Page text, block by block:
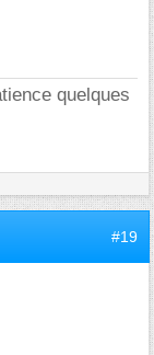
quelques
#19